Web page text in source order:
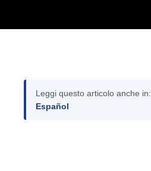
Leggi questo articolo anche in:
Español